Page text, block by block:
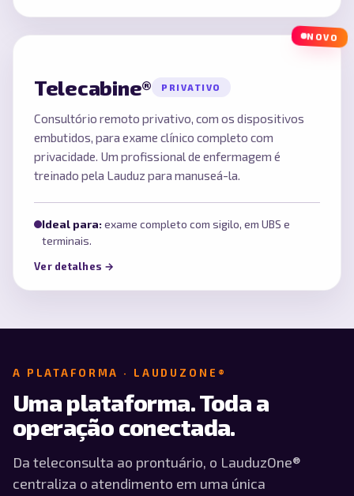
NOVO
Telecabine® PRIVATIVO
Consultório remoto privativo, com os dispositivos
embutidos, para exame clínico completo com
privacidade. Um profissional de enfermagem é
treinado pela Lauduz para manuseá-la.
Ideal para: exame completo com sigilo, em UBS e
terminais.
Ver detalhes →
A PLATAFORMA · LAUDUZONE®
Uma plataforma. Toda a
operação conectada.
Da teleconsulta ao prontuário, o LauduzOne®
centraliza o atendimento em uma única